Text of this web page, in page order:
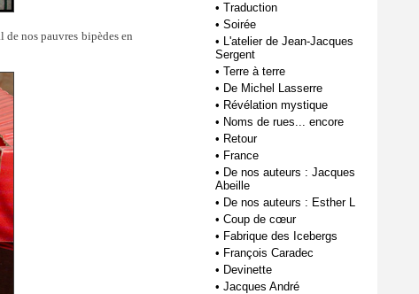
nos pauvres bipèdes en
• Traduction
• Soirée
• L'atelier de Jean-Jacques
Sergent
• Terre à terre
• De Michel Lasserre
• Révélation mystique
• Noms de rues... encore
• Retour
• France
• De nos auteurs : Jacques
Abeille
• De nos auteurs : Esther L
• Coup de cœur
• Fabrique des Icebergs
• François Caradec
• Devinette
• Jacques André